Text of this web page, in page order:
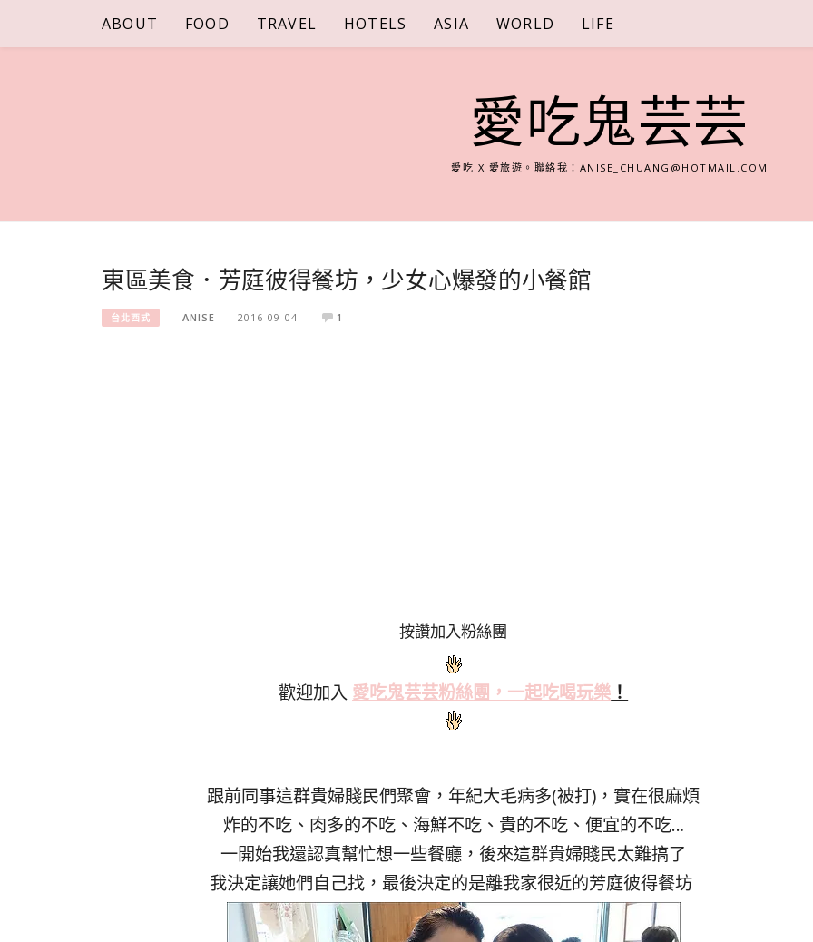
content
ABOUT FOOD TRAVEL HOTELS ASIA WORLD LIFE
愛吃鬼芸芸
愛吃 X 愛旅遊。聯絡我： ANISE_CHUANG@HOTMAIL.COM
東區美食．芳庭彼得餐坊，少女心爆發的小餐館
台北西式 ANISE 2016-09-04 1
按讚加入粉絲團
歡迎加入 愛吃鬼芸芸粉絲團，一起吃喝玩樂 ！
跟前同事這群貴婦賤民們聚會，年紀大毛病多(被打)，實在很麻煩
炸的不吃、肉多的不吃、海鮮不吃、貴的不吃、便宜的不吃…
一開始我還認真幫忙想一些餐廳，後來這群貴婦賤民太難搞了
我決定讓她們自己找，最後決定的是離我家很近的芳庭彼得餐坊